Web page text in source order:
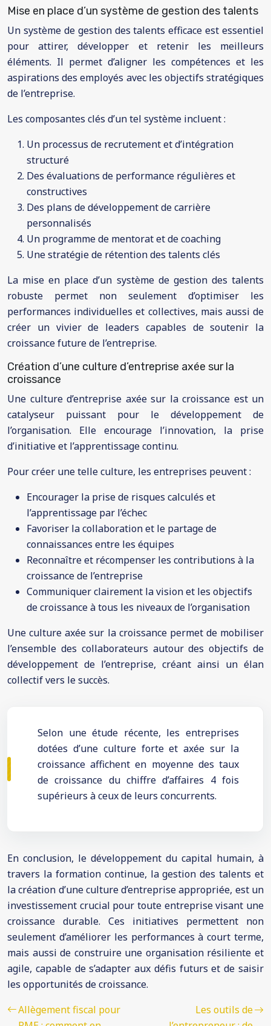
Mise en place d’un système de gestion des talents
Un système de gestion des talents efficace est essentiel
pour attirer, développer et retenir les meilleurs
éléments. Il permet d’aligner les compétences et les
aspirations des employés avec les objectifs stratégiques
de l’entreprise.
Les composantes clés d’un tel système incluent :
Un processus de recrutement et d’intégration
structuré
Des évaluations de performance régulières et
constructives
Des plans de développement de carrière
personnalisés
Un programme de mentorat et de coaching
Une stratégie de rétention des talents clés
La mise en place d’un système de gestion des talents
robuste permet non seulement d’optimiser les
performances individuelles et collectives, mais aussi de
créer un vivier de leaders capables de soutenir la
croissance future de l’entreprise.
Création d’une culture d’entreprise axée sur la
croissance
Une culture d’entreprise axée sur la croissance est un
catalyseur puissant pour le développement de
l’organisation. Elle encourage l’innovation, la prise
d’initiative et l’apprentissage continu.
Pour créer une telle culture, les entreprises peuvent :
Encourager la prise de risques calculés et
l’apprentissage par l’échec
Favoriser la collaboration et le partage de
connaissances entre les équipes
Reconnaître et récompenser les contributions à la
croissance de l’entreprise
Communiquer clairement la vision et les objectifs
de croissance à tous les niveaux de l’organisation
Une culture axée sur la croissance permet de mobiliser
l’ensemble des collaborateurs autour des objectifs de
développement de l’entreprise, créant ainsi un élan
collectif vers le succès.
Selon une étude récente, les entreprises
dotées d’une culture forte et axée sur la
croissance affichent en moyenne des taux
de croissance du chiffre d’affaires 4 fois
supérieurs à ceux de leurs concurrents.
En conclusion, le développement du capital humain, à
travers la formation continue, la gestion des talents et
la création d’une culture d’entreprise appropriée, est un
investissement crucial pour toute entreprise visant une
croissance durable. Ces initiatives permettent non
seulement d’améliorer les performances à court terme,
mais aussi de construire une organisation résiliente et
agile, capable de s’adapter aux défis futurs et de saisir
les opportunités de croissance.
Allègement fiscal pour
Les outils de